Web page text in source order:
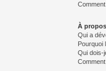
À
Qui a
Pourquoi
Qui dois-